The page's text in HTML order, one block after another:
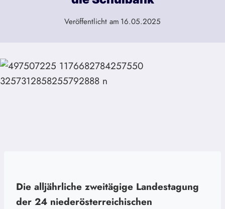
Veröffentlicht am 16.05.2025
Die alljährliche zweitägige Landestagung
der 24 niederösterreichischen